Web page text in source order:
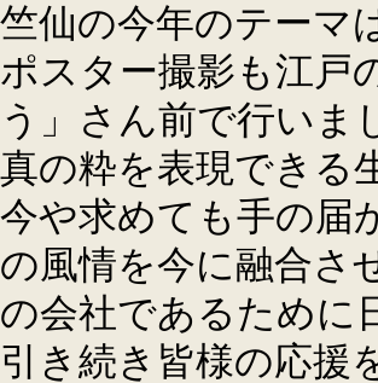
竺仙の今年のテーマ
ポスター撮影も江戸
う」さん前で行いま
真の粋を表現できる
今や求めても手の届
の風情を今に融合さ
の会社であるために
引き続き皆様の応援